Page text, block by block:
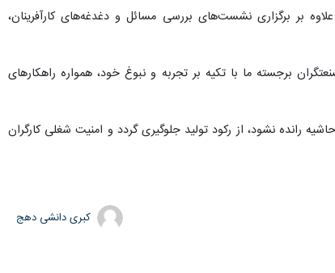
بر برگزاری نشست‌های بررسی مسائل و دغدغه‌های کارآفرینان،
برجسته ما با تکیه بر تجربه و نبوغ خود، همواره راهکارهای
رانده نشود، از رکود تولید جلوگیری گردد و امنیت شغلی کارگران
کبری دانشی دهج